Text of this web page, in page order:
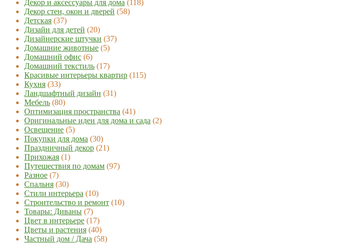
Декор и аксессуары для дома (118)
Декор стен, окон и дверей (58)
Детская (37)
Дизайн для детей (20)
Дизайнерские штучки (37)
Домашние животные (5)
Домашний офис (6)
Домашний текстиль (17)
Красивые интерьеры квартир (115)
Кухня (33)
Ландшафтный дизайн (31)
Мебель (80)
Оптимизация пространства (41)
Оригинальные идеи для дома и сада (2)
Освещение (5)
Покупки для дома (30)
Праздничный декор (21)
Прихожая (1)
Путешествия по домам (97)
Разное (7)
Спальня (30)
Стили интерьера (10)
Строительство и ремонт (10)
Товары: Диваны (7)
Цвет в интерьере (17)
Цветы и растения (40)
Частный дом / Дача (58)